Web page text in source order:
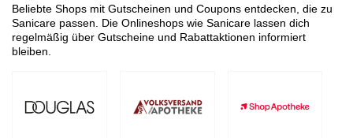
Beliebte Shops mit Gutscheinen und Coupons entdecken, die zu
Sanicare passen. Die Onlineshops wie Sanicare lassen dich
regelmäßig über Gutscheine und Rabattaktionen informiert
bleiben.